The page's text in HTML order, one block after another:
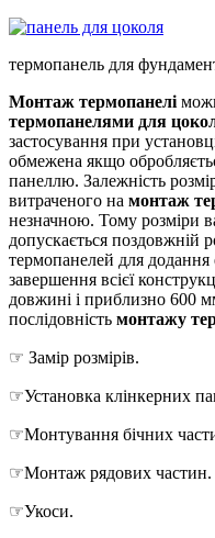
термопанель для
Монтаж термопанелі
термопанелями для
застосування при
обмежена якщо
панеллю. Залежність
витраченого на монтаж
незначною. Тому розміри
допускається поздовжній
термопанелей для додання
завершення всієї
довжині і приблизно 600
послідовність монтажу
☞ Замір розмірів.
☞Установка клінкерних
☞Монтування бічних
☞Монтаж рядових частин.
☞Укоси.